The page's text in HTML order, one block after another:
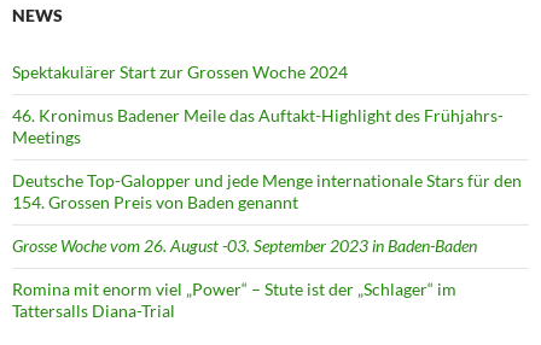
NEWS
Spektakulärer Start zur Grossen Woche 2024
46. Kronimus Badener Meile das Auftakt-Highlight des Frühjahrs-
Meetings
Deutsche Top-Galopper und jede Menge internationale Stars für den
154. Grossen Preis von Baden genannt
Grosse Woche vom 26. August -03. September 2023 in Baden-Baden
Romina mit enorm viel „Power“ – Stute ist der „Schlager“ im
Tattersalls Diana-Trial